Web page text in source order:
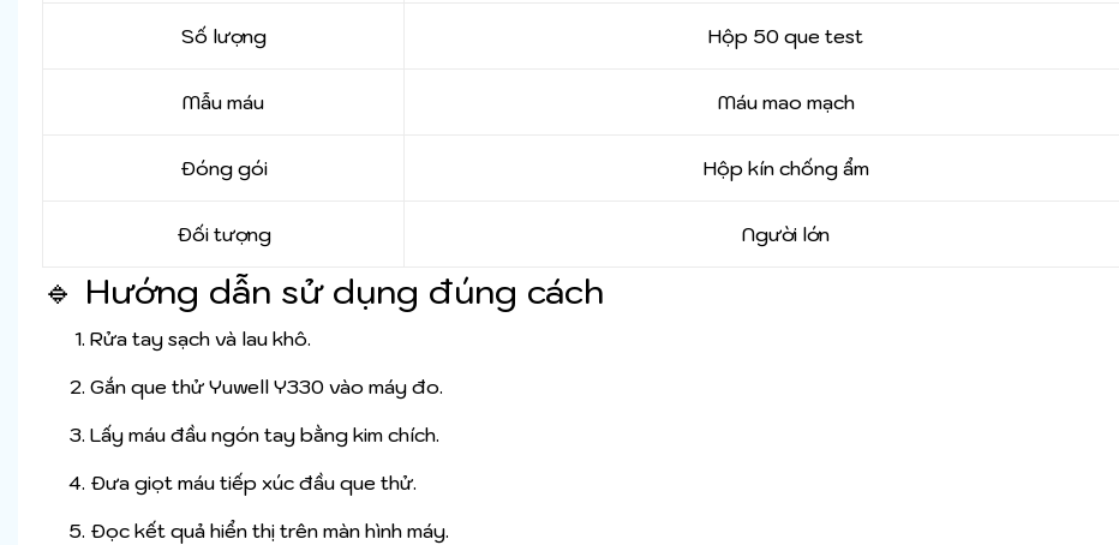
Số lượng Hộp 50 que test
Mẫu máu Máu mao mạch
Đóng gói Hộp kín chống ẩm
Đối tượng Người lớn
🔹 Hướng dẫn sử dụng đúng cách
Rửa tay sạch và lau khô.
Gắn que thử Yuwell Y330 vào máy đo.
Lấy máu đầu ngón tay bằng kim chích.
Đưa giọt máu tiếp xúc đầu que thử.
Đọc kết quả hiển thị trên màn hình máy.